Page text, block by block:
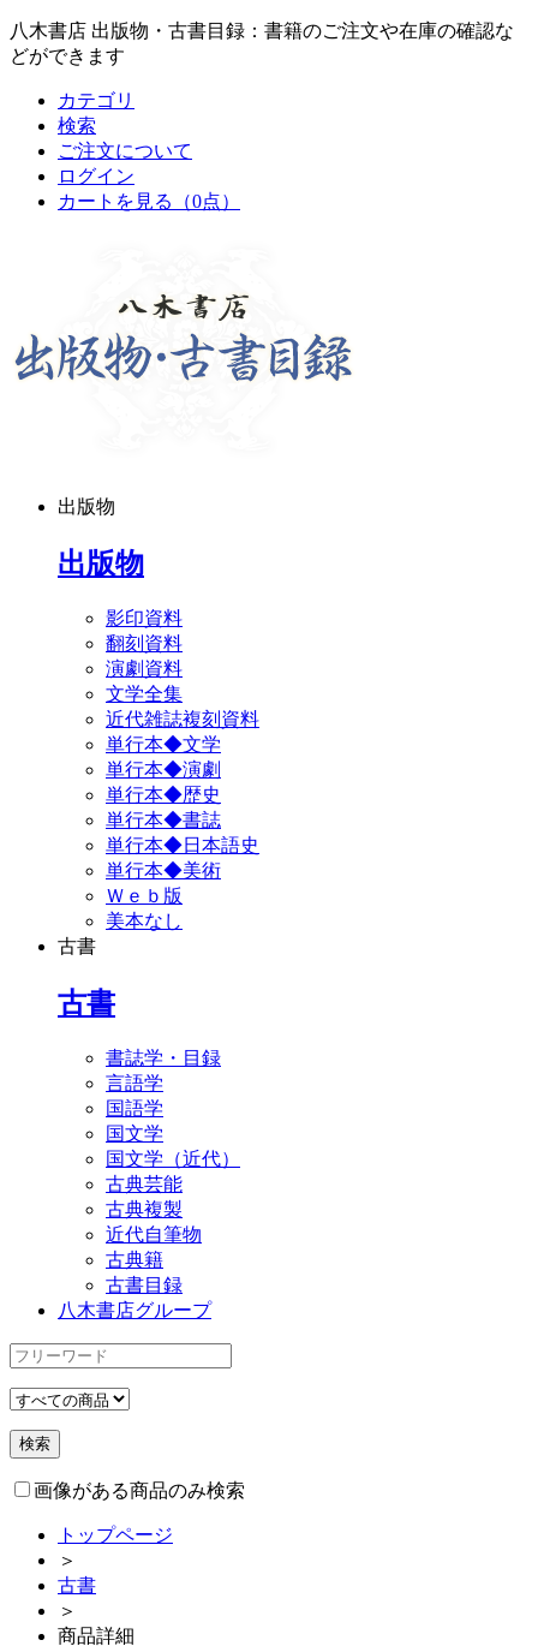
八木書店 出版物・古書目録：書籍のご注文や在庫の確認な
どができます
カテゴリ
検索
ご注文について
ログイン
カートを見る
（0点）
出版物
出版物
影印資料
翻刻資料
演劇資料
文学全集
近代雑誌複刻資料
単行本◆文学
単行本◆演劇
単行本◆歴史
単行本◆書誌
単行本◆日本語史
単行本◆美術
Ｗｅｂ版
美本なし
古書
古書
書誌学・目録
言語学
国語学
国文学
国文学（近代）
古典芸能
古典複製
近代自筆物
古典籍
古書目録
八木書店グループ
画像がある商品のみ検索
トップページ
＞
古書
＞
商品詳細